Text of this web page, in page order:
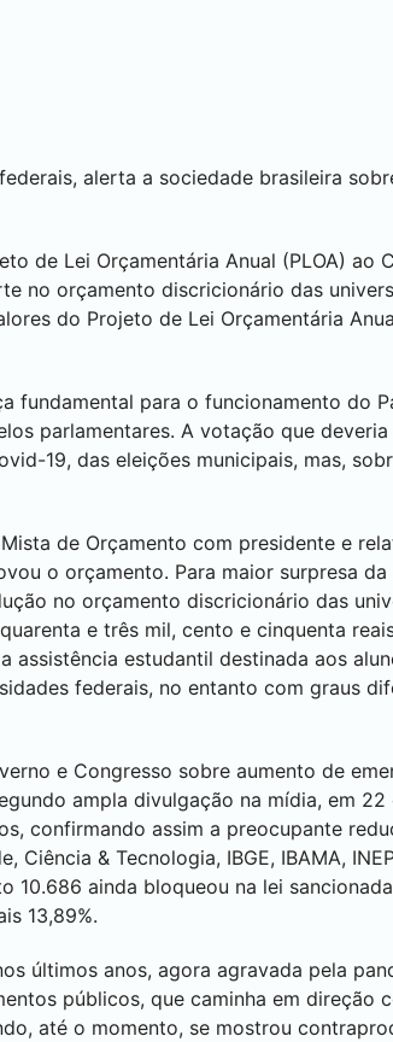
alerta a sociedade brasileira
de Lei Orçamentária Anual (PLOA) ao
no orçamento discricionário das
do Projeto de Lei Orçamentária
fundamental para o funcionamento do
parlamentares. A votação que
19, das eleições municipais, mas,
de Orçamento com presidente e
o orçamento. Para maior surpresa
no orçamento discricionário das
e três mil, cento e cinquenta
assistência estudantil destinada aos
federais, no entanto com graus
e Congresso sobre aumento de
ampla divulgação na mídia, em 22
confirmando assim a preocupante
& Tecnologia, IBGE, IBAMA,
ainda bloqueou na lei
13,89%.
últimos anos, agora agravada pela
públicos, que caminha em direção
até o momento, se mostrou